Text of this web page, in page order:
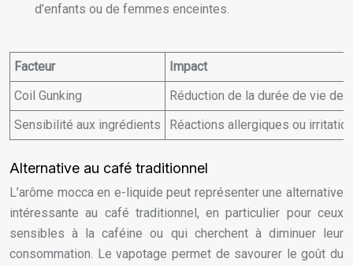
d’enfants ou de femmes enceintes.
Facteur
Impact
Coil Gunking
Réduction de la durée de vie
Sensibilité aux ingrédients
Réactions allergiques ou
Alternative au café traditionnel
L’arôme mocca en e-liquide peut représenter une alternative
intéressante au café traditionnel, en particulier pour ceux
sensibles à la caféine ou qui cherchent à diminuer leur
consommation. Le vapotage permet de savourer le goût du